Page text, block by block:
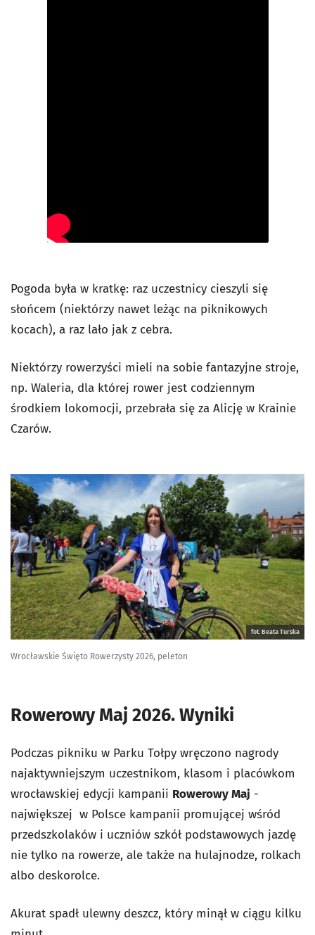
Pogoda była w kratkę: raz uczestnicy cieszyli się
słońcem (niektórzy nawet leżąc na piknikowych
kocach), a raz lało jak z cebra.
Niektórzy rowerzyści mieli na sobie fantazyjne stroje,
np. Waleria, dla której rower jest codziennym
środkiem lokomocji, przebrała się za Alicję w Krainie
Czarów.
fot. Beata Turska
Wrocławskie Święto Rowerzysty 2026, peleton
Rowerowy Maj 2026. Wyniki
Podczas pikniku w Parku Tołpy wręczono nagrody
najaktywniejszym uczestnikom, klasom i placówkom
wrocławskiej edycji kampanii Rowerowy Maj -
największej w Polsce kampanii promującej wśród
przedszkolaków i uczniów szkół podstawowych jazdę
nie tylko na rowerze, ale także na hulajnodze, rolkach
albo deskorolce.
Akurat spadł ulewny deszcz, który minął w ciągu kilku